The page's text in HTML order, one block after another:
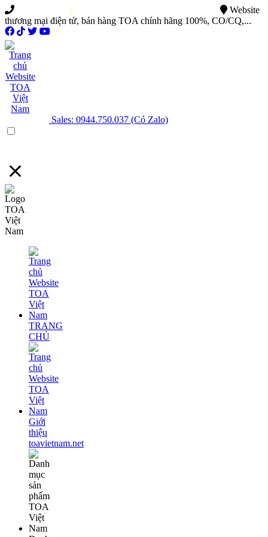
|
Website
thương mại điện tử, bán hàng TOA chính hãng 100%, CO/CQ,...
Sales: 0944.750.037 (Có Zalo)
TRANG
CHỦ
Giới
thiệu
toavietnam.net